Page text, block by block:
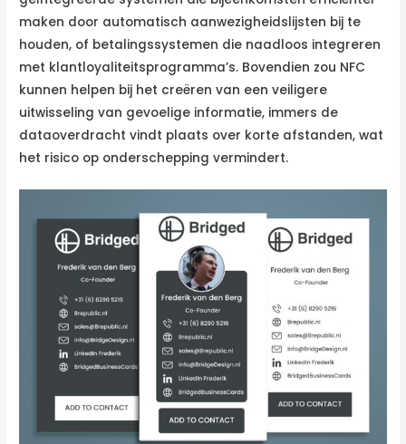
maken door automatisch aanwezigheidslijsten bij te
houden, of betalingssystemen die naadloos integreren
met klantloyaliteitsprogramma’s. Bovendien zou NFC
kunnen helpen bij het creëren van een veiligere
uitwisseling van gevoelige informatie, immers de
dataoverdracht vindt plaats over korte afstanden, wat
het risico op onderschepping vermindert.